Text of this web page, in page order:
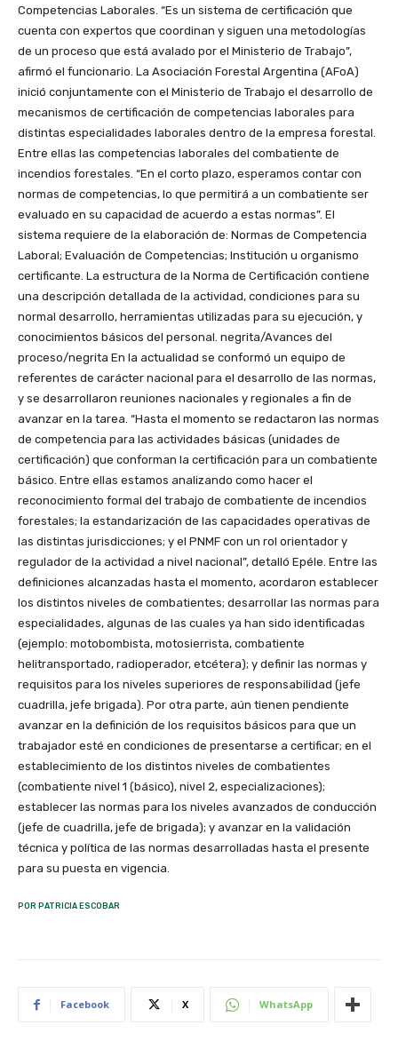
Competencias Laborales. “Es un sistema de certificación que
cuenta con expertos que coordinan y siguen una metodologías
de un proceso que está avalado por el Ministerio de Trabajo”,
afirmó el funcionario. La Asociación Forestal Argentina (AFoA)
inició conjuntamente con el Ministerio de Trabajo el desarrollo de
mecanismos de certificación de competencias laborales para
distintas especialidades laborales dentro de la empresa forestal.
Entre ellas las competencias laborales del combatiente de
incendios forestales. “En el corto plazo, esperamos contar con
normas de competencias, lo que permitirá a un combatiente ser
evaluado en su capacidad de acuerdo a estas normas”. El
sistema requiere de la elaboración de: Normas de Competencia
Laboral; Evaluación de Competencias; Institución u organismo
certificante. La estructura de la Norma de Certificación contiene
una descripción detallada de la actividad, condiciones para su
normal desarrollo, herramientas utilizadas para su ejecución, y
conocimientos básicos del personal. negrita/Avances del
proceso/negrita En la actualidad se conformó un equipo de
referentes de carácter nacional para el desarrollo de las normas,
y se desarrollaron reuniones nacionales y regionales a fin de
avanzar en la tarea. “Hasta el momento se redactaron las normas
de competencia para las actividades básicas (unidades de
certificación) que conforman la certificación para un combatiente
básico. Entre ellas estamos analizando como hacer el
reconocimiento formal del trabajo de combatiente de incendios
forestales; la estandarización de las capacidades operativas de
las distintas jurisdicciones; y el PNMF con un rol orientador y
regulador de la actividad a nivel nacional”, detalló Epéle. Entre las
definiciones alcanzadas hasta el momento, acordaron establecer
los distintos niveles de combatientes; desarrollar las normas para
especialidades, algunas de las cuales ya han sido identificadas
(ejemplo: motobombista, motosierrista, combatiente
helitransportado, radioperador, etcétera); y definir las normas y
requisitos para los niveles superiores de responsabilidad (jefe
cuadrilla, jefe brigada). Por otra parte, aún tienen pendiente
avanzar en la definición de los requisitos básicos para que un
trabajador esté en condiciones de presentarse a certificar; en el
establecimiento de los distintos niveles de combatientes
(combatiente nivel 1 (básico), nivel 2, especializaciones);
establecer las normas para los niveles avanzados de conducción
(jefe de cuadrilla, jefe de brigada); y avanzar en la validación
técnica y política de las normas desarrolladas hasta el presente
para su puesta en vigencia.
POR PATRICIA ESCOBAR
Facebook X WhatsApp